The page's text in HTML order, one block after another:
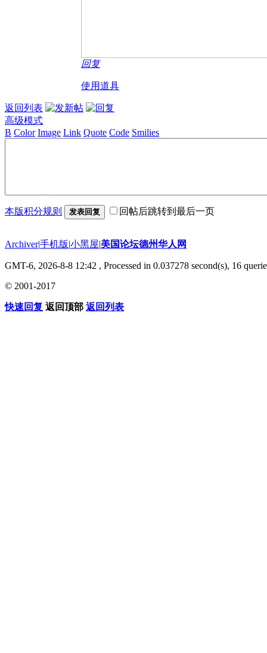
回复
使用道具
返回列表
高级模式
B Color Image Link Quote Code Smilies
本版积分规则 发表回复 回帖后跳转到最后一页
Archiver|手机版|小黑屋|美国论坛德州华人网
GMT-6, 2026-8-8 12:42 , Processed in 0.037278 second(s), 16
© 2001-2017
快速回复 返回顶部 返回列表